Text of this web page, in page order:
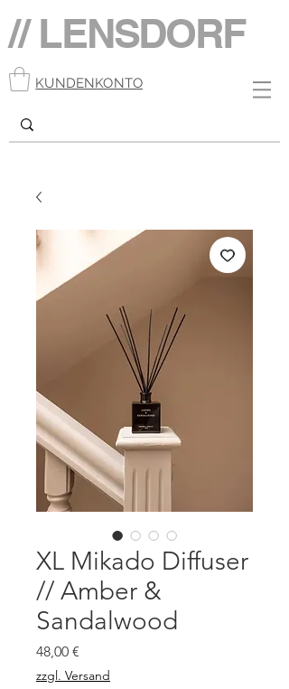
// LENSDORF
KUNDENKONTO
XL Mikado Diffuser
// Amber &
Sandalwood
48,00 €
zzgl. Versand